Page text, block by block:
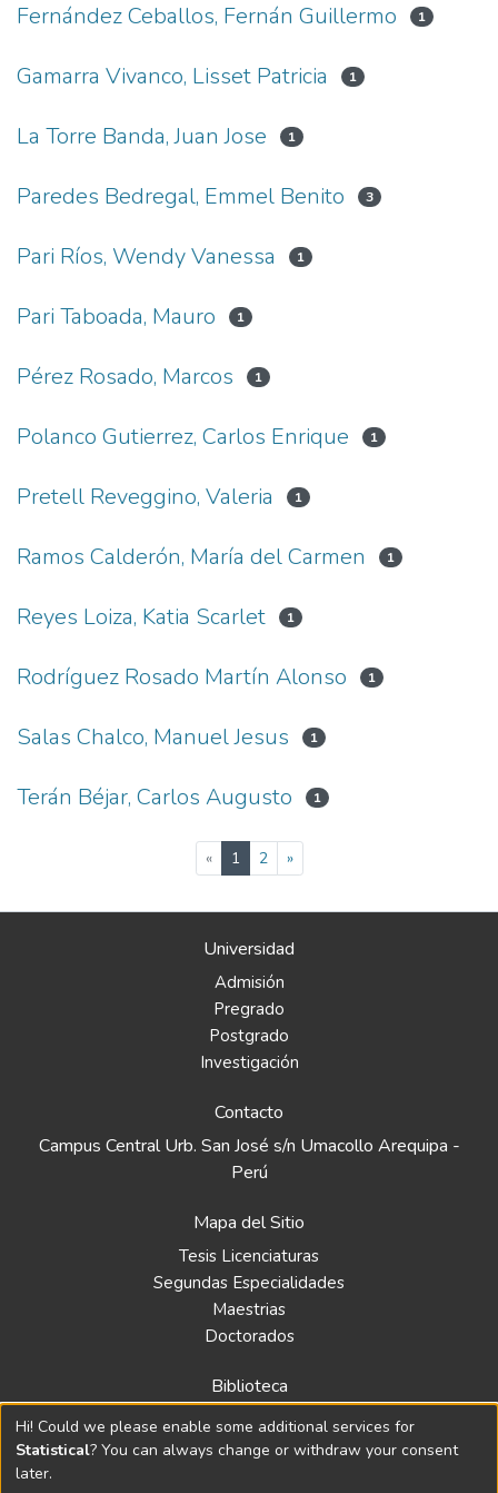
Fernández Ceballos, Fernán Guillermo 1
Gamarra Vivanco, Lisset Patricia 1
La Torre Banda, Juan Jose 1
Paredes Bedregal, Emmel Benito 3
Pari Ríos, Wendy Vanessa 1
Pari Taboada, Mauro 1
Pérez Rosado, Marcos 1
Polanco Gutierrez, Carlos Enrique 1
Pretell Reveggino, Valeria 1
Ramos Calderón, María del Carmen 1
Reyes Loiza, Katia Scarlet 1
Rodríguez Rosado Martín Alonso 1
Salas Chalco, Manuel Jesus 1
Terán Béjar, Carlos Augusto 1
« 1(current)
2 »
Universidad
Admisión
Pregrado
Postgrado
Investigación
Contacto
Campus Central Urb. San José s/n Umacollo Arequipa -
Perú
Mapa del Sitio
Tesis Licenciaturas
Segundas Especialidades
Maestrias
Doctorados
Biblioteca
Política
Normativa
Hi! Could we please enable some additional services for
Statistical? You can always change or withdraw your consent
later.